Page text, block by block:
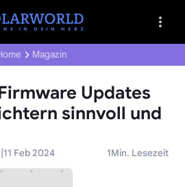
Magazin
Updates
sinnvoll und
|11 Feb 2024 1Min. Lesezeit